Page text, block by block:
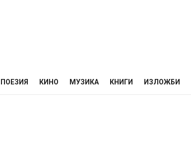
ПОЕЗИЯ КИНО МУЗИКА КНИГИ ИЗЛОЖБИ